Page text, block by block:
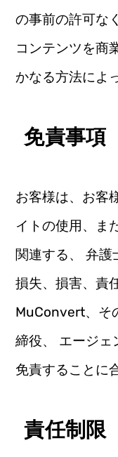
の事前の許可な
コンテンツを商
かなる方法によ
免責事項
お客様は、お客
イトの使用、ま
関連する、 弁護
損失、損害、責
MuConvert、そ
締役、 エージェ
免責することに
責任制限